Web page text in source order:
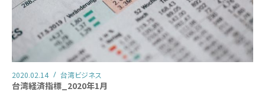
2020.02.14 台湾ビジネス
台湾経済指標_2020年1月